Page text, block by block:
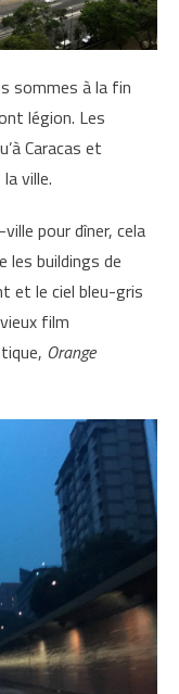
sommes à la fin
légion. Les
Caracas et
ville.
pour dîner, cela
les buildings de
et le ciel bleu-gris
film
Orange